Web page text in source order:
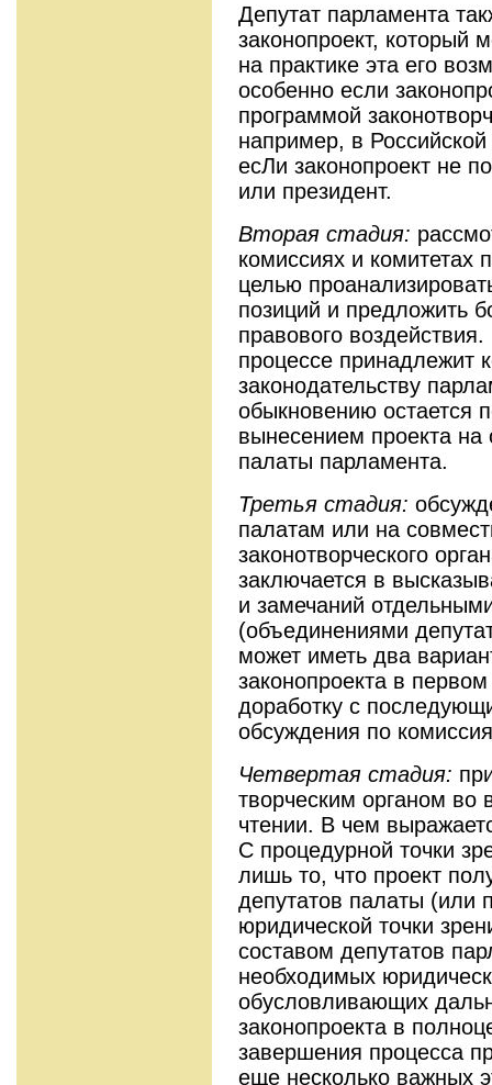
Депутат парламента
законопроект, который
на практике эта его
особенно если
программой
например, в
есЛи законопроект не
или президент.
Вторая стадия:
комиссиях и комитетах
целью
позиций и предложить
правового
процессе принадлежит
законодательству
обыкновению остается
вынесением проекта на
палаты парламента.
Третья стадия:
палатам или на
законотворческого
заключается в
и замечаний
(объединениями
может иметь два
законопроекта в
доработку с
обсуждения по
Четвертая стадия:
творческим органом во
чтении. В чем
С процедурной точки
лишь то, что проект
депутатов палаты (или
юридической точки
составом депутатов
необходимых
обусловливающих
законопроекта в
завершения процесса
еще несколько важных